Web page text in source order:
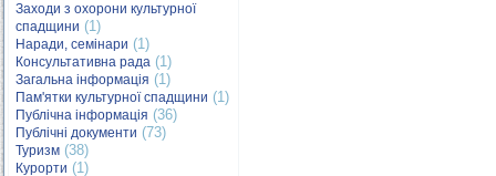
Заходи з охорони культурної
спадщини (1)
Наради, семінари (1)
Консультативна рада (1)
Загальна інформація (1)
Пам'ятки культурної спадщини (1)
Публічна інформація (36)
Публічні документи (73)
Туризм (38)
Курорти (1)